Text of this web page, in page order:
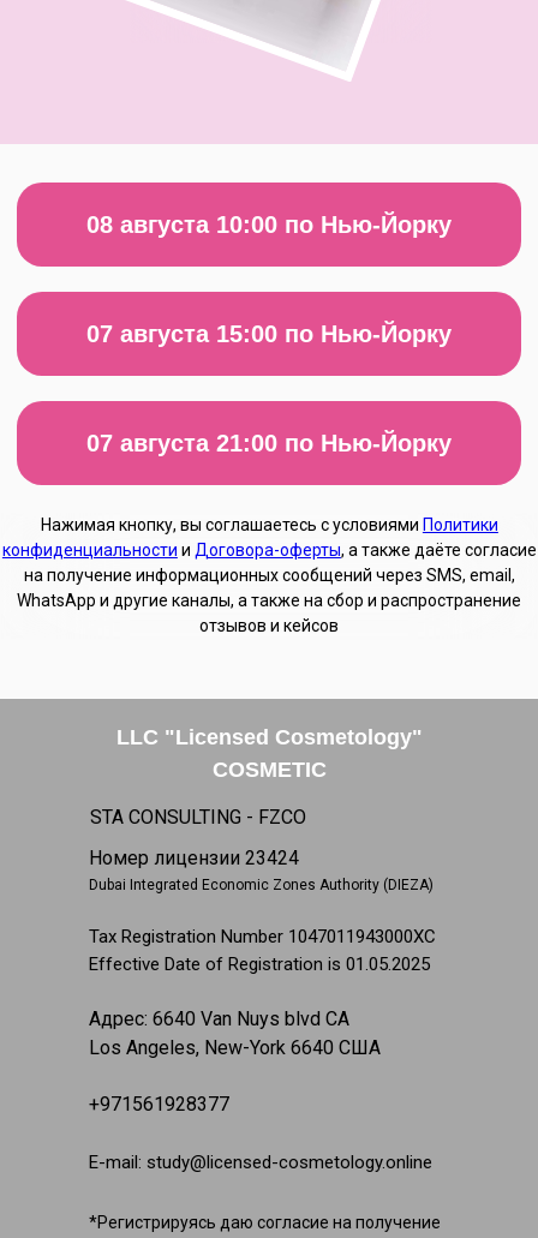
LLC "Licensed Cosmetology"
COSMETIC
Адрес: 6640 Van Nuys blvd CA
Los Angeles, New-York 6640 США
E-mail: study@licensed-cosmetology.online
Номер лицензии 23424
Tax Registration Number 1047011943000XC
Effective Date of Registration is 01.05.2025
Dubai Integrated Economic Zones Authority (DIEZA)
STA CONSULTING - FZCO
*Регистрируясь даю согласие на получение
+971561928377